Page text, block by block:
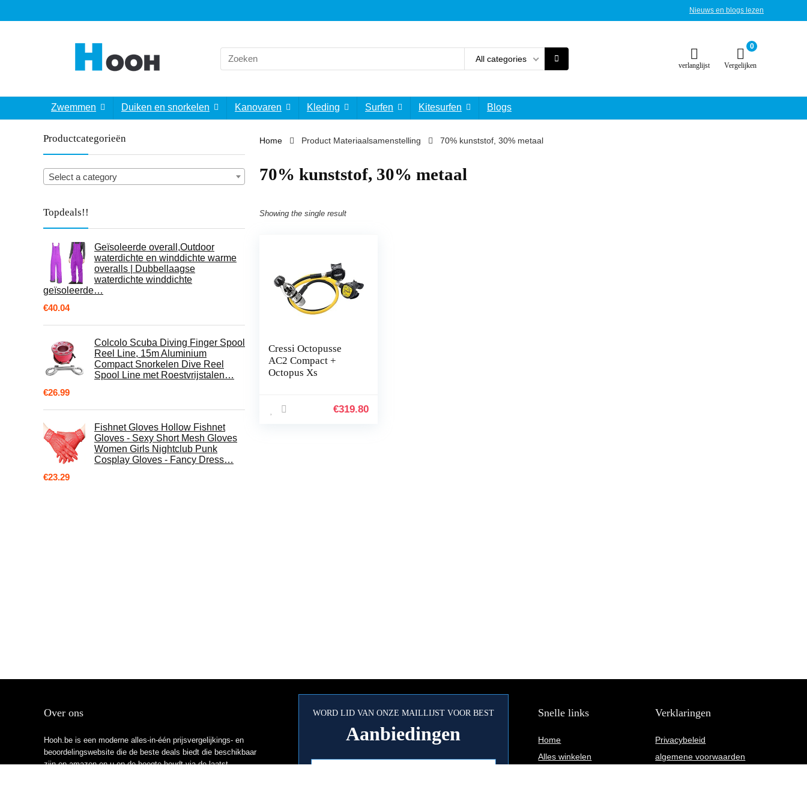
Nieuws en blogs lezen
Search
for:
All categories
verlanglijst
0
Vergelijken
Zwemmen Duiken en snorkelen Kanovaren Kleding Surfen Kitesurfen Blogs
Productcategorieën
Select a category
Topdeals!!
Geïsoleerde overall,Outdoor
waterdichte en winddichte warme
overalls | Dubbellaagse
waterdichte winddichte
geïsoleerde…
€40.04
Colcolo Scuba Diving Finger Spool
Reel Line, 15m Aluminium
Compact Snorkelen Dive Reel
Spool Line met Roestvrijstalen…
€26.99
Fishnet Gloves Hollow Fishnet
Gloves - Sexy Short Mesh Gloves
Women Girls Nightclub Punk
Cosplay Gloves - Fancy Dress…
€23.29
Home Product Materiaalsamenstelling ‎70% kunststof, 30% metaal
‎70% kunststof, 30% metaal
Showing the single result
Cressi Octopusse
AC2 Compact +
Octopus Xs
€319.80
Over ons
Hooh.be is een moderne alles-in-één prijsvergelijkings- en
beoordelingswebsite die de beste deals biedt die beschikbaar
zijn op amazon en u op de hoogte houdt via de laatst
WORD LID VAN ONZE MAILLIJST VOOR BEST
Aanbiedingen
Snelle links
Home
Alles winkelen
Verklaringen
Privacybeleid
algemene voorwaarden